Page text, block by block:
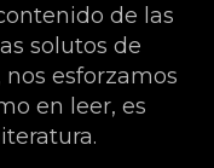
de las
solutos de
esforzamos
en leer, es